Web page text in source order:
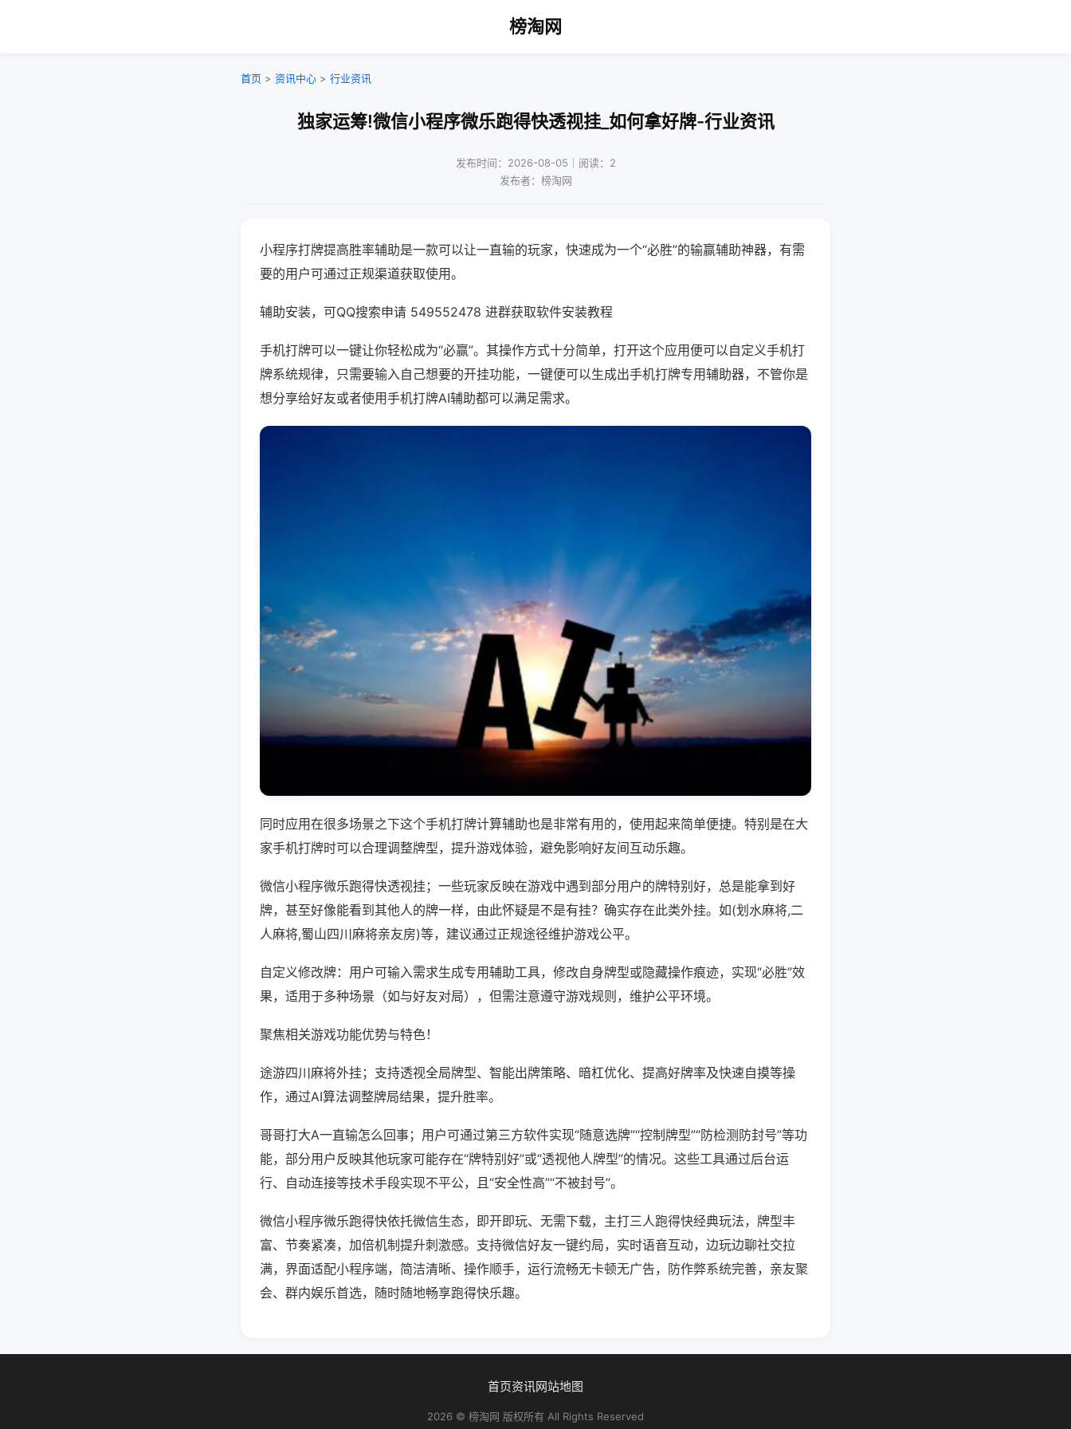
榜淘网
首页 > 资讯中心 > 行业资讯
独家运筹!微信小程序微乐跑得快透视挂_如何拿好牌-行业资讯
发布时间：2026-08-05｜阅读：2
发布者：榜淘网
小程序打牌提高胜率辅助是一款可以让一直输的玩家，快速成为一个“必胜”的输赢辅助神器，有需
要的用户可通过正规渠道获取使用。
辅助安装，可QQ搜索申请 549552478 进群获取软件安装教程
手机打牌可以一键让你轻松成为“必赢”。其操作方式十分简单，打开这个应用便可以自定义手机打
牌系统规律，只需要输入自己想要的开挂功能，一键便可以生成出手机打牌专用辅助器，不管你是
想分享给好友或者使用手机打牌AI辅助都可以满足需求。
同时应用在很多场景之下这个手机打牌计算辅助也是非常有用的，使用起来简单便捷。特别是在大
家手机打牌时可以合理调整牌型，提升游戏体验，避免影响好友间互动乐趣。
微信小程序微乐跑得快透视挂；一些玩家反映在游戏中遇到部分用户的牌特别好，总是能拿到好
牌，甚至好像能看到其他人的牌一样，由此怀疑是不是有挂？确实存在此类外挂。如(划水麻将,二
人麻将,蜀山四川麻将亲友房)等，建议通过正规途径维护游戏公平。
自定义修改牌：用户可输入需求生成专用辅助工具，修改自身牌型或隐藏操作痕迹，实现“必胜”效
果，适用于多种场景（如与好友对局），但需注意遵守游戏规则，维护公平环境。
聚焦相关游戏功能优势与特色！
途游四川麻将外挂；支持透视全局牌型、智能出牌策略、暗杠优化、提高好牌率及快速自摸等操
作，通过AI算法调整牌局结果，提升胜率。
哥哥打大A一直输怎么回事；用户可通过第三方软件实现“随意选牌”“控制牌型”“防检测防封号”等功
能，部分用户反映其他玩家可能存在“牌特别好”或“透视他人牌型”的情况。这些工具通过后台运
行、自动连接等技术手段实现不平公，且“安全性高”“不被封号”。
微信小程序微乐跑得快依托微信生态，即开即玩、无需下载，主打三人跑得快经典玩法，牌型丰
富、节奏紧凑，加倍机制提升刺激感。支持微信好友一键约局，实时语音互动，边玩边聊社交拉
满，界面适配小程序端，简洁清晰、操作顺手，运行流畅无卡顿无广告，防作弊系统完善，亲友聚
会、群内娱乐首选，随时随地畅享跑得快乐趣。
首页资讯网站地图
2026 © 榜淘网 版权所有 All Rights Reserved